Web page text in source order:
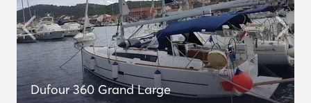
Dufour 360 Grand Large